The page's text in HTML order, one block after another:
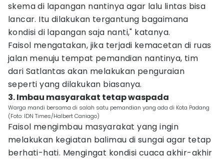
skema di lapangan nantinya agar lalu lintas bisa
lancar. Itu dilakukan tergantung bagaimana
kondisi di lapangan saja nanti," katanya.
Faisol mengatakan, jika terjadi kemacetan di ruas
jalan menuju tempat pemandian nantinya, tim
dari Satlantas akan melakukan penguraian
seperti yang dilakukan biasanya.
3. Imbau masyarakat tetap waspada
Warga mandi bersama di salah satu pemandian yang ada di Kota Padang
(Foto: IDN Times/Halbert Caniago)
Faisol mengimbau masyarakat yang ingin
melakukan kegiatan balimau di sungai agar tetap
berhati-hati. Mengingat kondisi cuaca akhir-akhir